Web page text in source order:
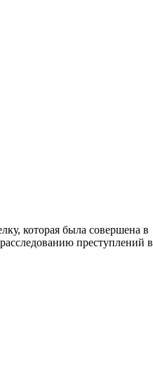
которая была совершена в
преступлений в